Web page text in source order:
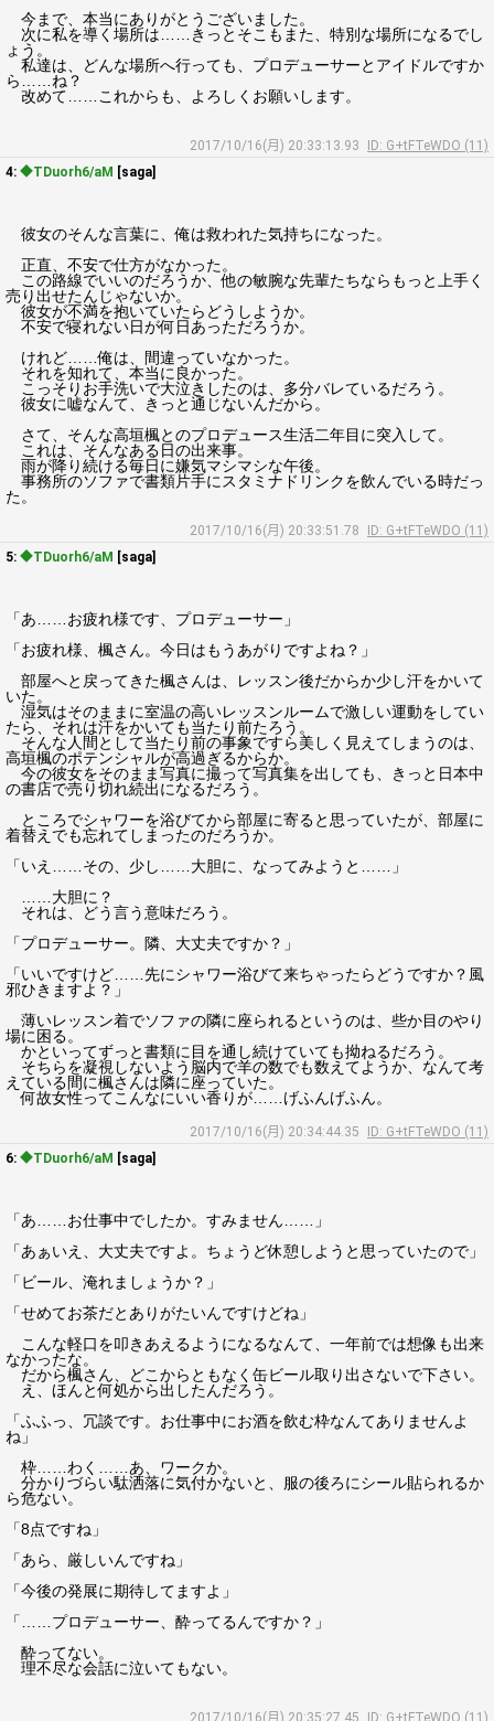
今まで、本当にありがとうございました。
次に私を導く場所は……きっとそこもまた、特別な場所になるでし
ょう。
私達は、どんな場所へ行っても、プロデューサーとアイドルですか
ら……ね？
改めて……これからも、よろしくお願いします。
2017/10/16(月) 20:33:13.93
ID: G+tFTeWDO (11)
4: ◆TDuorh6/aM [saga]
彼女のそんな言葉に、俺は救われた気持ちになった。
正直、不安で仕方がなかった。
この路線でいいのだろうか、他の敏腕な先輩たちならもっと上手く
売り出せたんじゃないか。
彼女が不満を抱いていたらどうしようか。
不安で寝れない日が何日あっただろうか。
けれど……俺は、間違っていなかった。
それを知れて、本当に良かった。
こっそりお手洗いで大泣きしたのは、多分バレているだろう。
彼女に嘘なんて、きっと通じないんだから。
さて、そんな高垣楓とのプロデュース生活二年目に突入して。
これは、そんなある日の出来事。
雨が降り続ける毎日に嫌気マシマシな午後。
事務所のソファで書類片手にスタミナドリンクを飲んでいる時だっ
た。
2017/10/16(月) 20:33:51.78
ID: G+tFTeWDO (11)
5: ◆TDuorh6/aM [saga]
「あ……お疲れ様です、プロデューサー」
「お疲れ様、楓さん。今日はもうあがりですよね？」
部屋へと戻ってきた楓さんは、レッスン後だからか少し汗をかいて
いた。
湿気はそのままに室温の高いレッスンルームで激しい運動をしてい
たら、それは汗をかいても当たり前たろう。
そんな人間として当たり前の事象ですら美しく見えてしまうのは、
高垣楓のポテンシャルが高過ぎるからか。
今の彼女をそのまま写真に撮って写真集を出しても、きっと日本中
の書店で売り切れ続出になるだろう。
ところでシャワーを浴びてから部屋に寄ると思っていたが、部屋に
着替えでも忘れてしまったのだろうか。
「いえ……その、少し……大胆に、なってみようと……」
……大胆に？
それは、どう言う意味だろう。
「プロデューサー。隣、大丈夫ですか？」
「いいですけど……先にシャワー浴びて来ちゃったらどうですか？風
邪ひきますよ？」
薄いレッスン着でソファの隣に座られるというのは、些か目のやり
場に困る。
かといってずっと書類に目を通し続けていても拗ねるだろう。
そちらを凝視しないよう脳内で羊の数でも数えてようか、なんて考
えている間に楓さんは隣に座っていた。
何故女性ってこんなにいい香りが……げふんげふん。
2017/10/16(月) 20:34:44.35
ID: G+tFTeWDO (11)
6: ◆TDuorh6/aM [saga]
「あ……お仕事中でしたか。すみません……」
「あぁいえ、大丈夫ですよ。ちょうど休憩しようと思っていたので」
「ビール、淹れましょうか？」
「せめてお茶だとありがたいんですけどね」
こんな軽口を叩きあえるようになるなんて、一年前では想像も出来
なかったな。
だから楓さん、どこからともなく缶ビール取り出さないで下さい。
え、ほんと何処から出したんだろう。
「ふふっ、冗談です。お仕事中にお酒を飲む枠なんてありませんよ
ね」
枠……わく……あ、ワークか。
分かりづらい駄洒落に気付かないと、服の後ろにシール貼られるか
ら危ない。
「8点ですね」
「あら、厳しいんですね」
「今後の発展に期待してますよ」
「……プロデューサー、酔ってるんですか？」
酔ってない。
理不尽な会話に泣いてもない。
2017/10/16(月) 20:35:27.45 ID: G+tFTeWDO (11)